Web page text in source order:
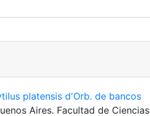
platensis d'Orb. de bancos
Aires. Facultad de Ciencias